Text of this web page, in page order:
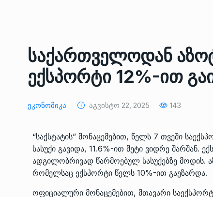
საქართველოდან
ექსპორტი 12%-ით
Ეკონომიკა Აგვისტო 22, 2025 143
“საქსტატის” მონაცემებით, წელს 7 თვეში
სასუქი გავიდა, 11.6%-ით მეტი ვიდრე
ადგილობრივად წარმოებულ სასუქებზე მოდის.
რომელსაც ექსპორტი წელს 10%-ით გაეზარდა.
ოფიციალური მონაცემებით, მთავარი
სამსახურის…
ᲔᲙᲝᲜᲝᲛᲘᲙᲐ 10/05/2022
8
საქართველოს
დერეფნის…
9
თბილისის ზაქარია
სახელობის ოპერისა
ბალეტის…